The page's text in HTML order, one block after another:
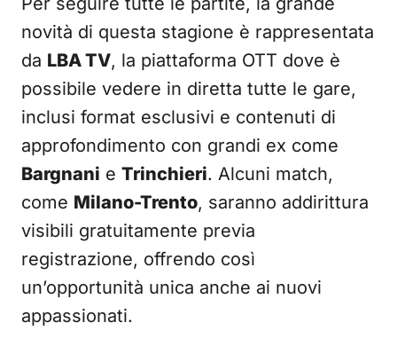
novità di questa stagione è rappresentata
da LBA TV, la piattaforma OTT dove è
possibile vedere in diretta tutte le gare,
inclusi format esclusivi e contenuti di
approfondimento con grandi ex come
Bargnani e Trinchieri. Alcuni match,
come Milano-Trento, saranno addirittura
visibili gratuitamente previa
registrazione, offrendo così
un’opportunità unica anche ai nuovi
appassionati.